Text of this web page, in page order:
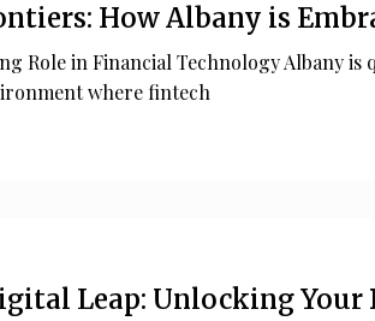
How Albany is
Role in Financial Technology Albany
where fintech
Leap: Unlocking Your